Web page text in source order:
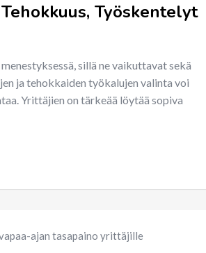
Työskentelyt
sillä ne vaikuttavat sekä
ja tehokkaiden työkalujen valinta voi
Yrittäjien on tärkeää löytää sopiva
ajan tasapaino yrittäjille